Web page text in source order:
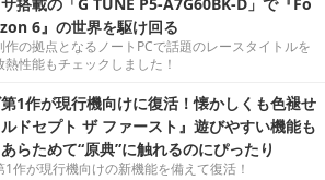
6』の世界を駆け回る
作の拠点となるノートPCで話題のレースタイトルを
熱性能もチェックしました！
1作が現行機向けに復活！懐かしくも色褪せ
ドセプト ザ ファースト』遊びやすい機能も
らためて“原典”に触れるのにぴったり
1作が現行機向けの新機能を備えて復活！